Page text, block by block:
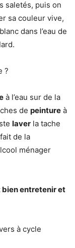
saletés, puis on
sa couleur vive,
dans l’eau de
?
à l’eau sur de la
de peinture à
laver la tache
de la
ménager
bien entretenir et
à cycle